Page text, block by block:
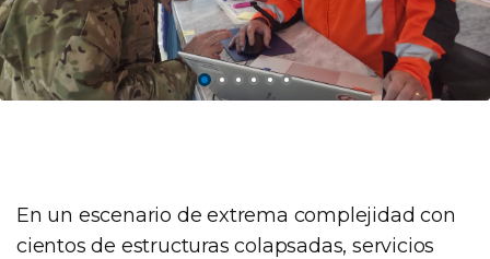
En un escenario de extrema complejidad con
cientos de estructuras colapsadas, servicios